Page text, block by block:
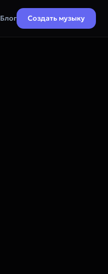
Блог Создать музыку